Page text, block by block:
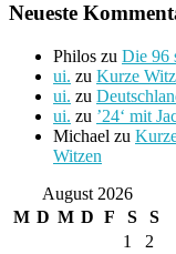
Neueste
Philos zu Die 96
ui. zu Kurze
ui. zu
ui. zu ’24‘ mit
Michael zu
Witzen
August 2026
M D M D F S
S
1
2